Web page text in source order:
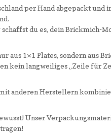
per Hand abgepackt
du es, dein Brickmich-
aus 1×1 Plates, sondern aus
kein langweiliges „Zeile für
anderen Herstellern
Unser